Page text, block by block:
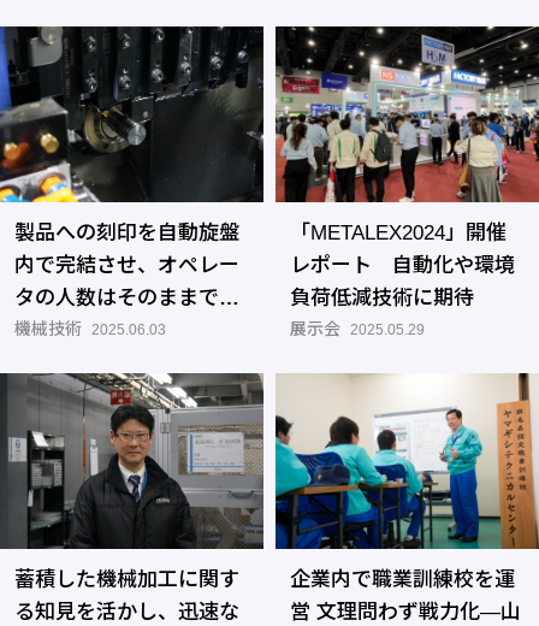
製品への刻印を自動旋盤
内で完結させ、オペレー
タの人数はそのままで生
産性アップへ―ダイセン
機械技術 2025.06.03
「METALEX2024」開催
レポート 自動化や環境
負荷低減技術に期待
展示会 2025.05.29
蓄積した機械加工に関す
る知見を活かし、迅速な
企業内で職業訓練校を運
営 文理問わず戦力化―山